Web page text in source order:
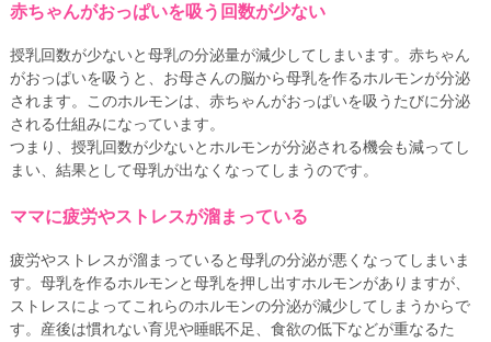
赤ちゃんがおっぱいを吸う回数が少ない
授乳回数が少ないと母乳の分泌量が減少してしまいます。赤ちゃん
がおっぱいを吸うと、お母さんの脳から母乳を作るホルモンが分泌
されます。このホルモンは、赤ちゃんがおっぱいを吸うたびに分泌
される仕組みになっています。
つまり、授乳回数が少ないとホルモンが分泌される機会も減ってし
まい、結果として母乳が出なくなってしまうのです。
ママに疲労やストレスが溜まっている
疲労やストレスが溜まっていると母乳の分泌が悪くなってしまいま
す。母乳を作るホルモンと母乳を押し出すホルモンがありますが、
ストレスによってこれらのホルモンの分泌が減少してしまうからで
す。産後は慣れない育児や睡眠不足、食欲の低下などが重なるた